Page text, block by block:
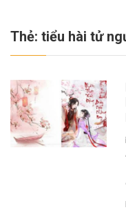
Thẻ: tiểu hài tử